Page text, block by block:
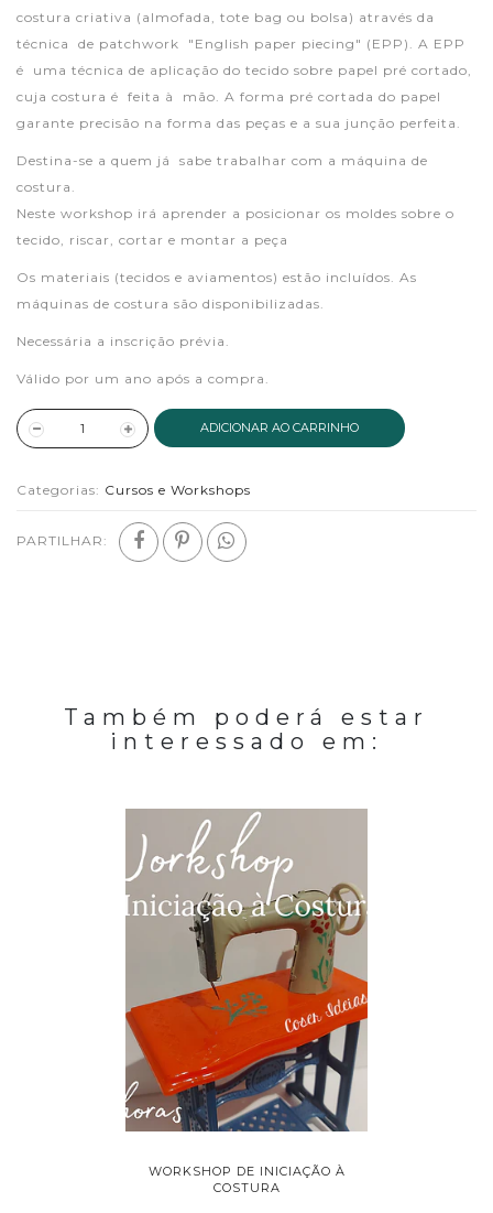
costura criativa (almofada, tote bag ou bolsa) através da
técnica de patchwork "English paper piecing" (EPP). A EPP
é uma técnica de aplicação do tecido sobre papel pré cortado,
cuja costura é feita à mão. A forma pré cortada do papel
garante precisão na forma das peças e a sua junção perfeita.
Destina-se a quem já sabe trabalhar com a máquina de
costura.
Neste workshop irá aprender a posicionar os moldes sobre o
tecido, riscar, cortar e montar a peça
Os materiais (tecidos e aviamentos) estão incluídos. As
máquinas de costura são disponibilizadas.
Necessária a inscrição prévia.
Válido por um ano após a compra.
ADICIONAR AO CARRINHO
Categorias: Cursos e Workshops
PARTILHAR:
Também poderá estar
interessado em:
WORKSHOP DE INICIAÇÃO À
COSTURA